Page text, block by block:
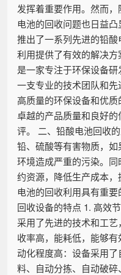
发挥着重要作用。然而，
电池的回收问题也日益
推出了一系列先进的铅
利用提供了有效的解决
是一家专注于环保设备
一支专业的技术团队和
高质量的环保设备和优
卓越的产品质量和良好
评。 二、铅酸电池回收
铅、硫酸等有害物质，
环境造成严重的污染。
约资源，降低生产成本
电池的回收利用具有重
回收设备的特点 1. 高效
采用了先进的技术和工
收率高，能耗低，能够
动化程度高：设备采用
料、自动分拣、自动破